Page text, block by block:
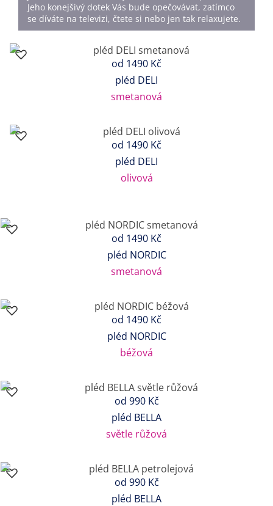
od 1490 Kč
pléd DELI
smetanová
od 1490 Kč
pléd DELI
olivová
Jeho konejšivý dotek Vás bude opečovávat, zatímco
se díváte na televizi, čtete si nebo jen tak relaxujete.
od 1490 Kč
pléd NORDIC
smetanová
od 1490 Kč
pléd NORDIC
béžová
od 990 Kč
pléd BELLA
světle růžová
od 990 Kč
pléd BELLA